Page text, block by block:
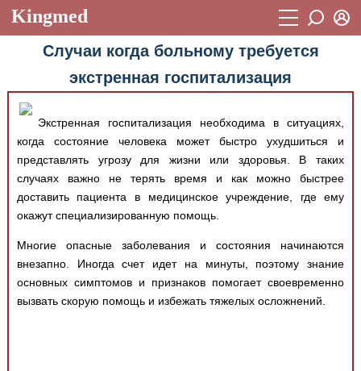
Kingmed
Учебный материал
Видеогалерея 899
Фотогалерея (1906)
Истории болезней
Лекции и презентации 2474
Аккредитационные тесты (6)
Методические рекомендации 1050
Статьи
Пароль
Восстановить пароль
Регистрация
Вход
Случаи когда больному требуется
экстренная госпитализация
Экстренная госпитализация необходима в ситуациях,
когда состояние человека может быстро ухудшиться и
представлять угрозу для жизни или здоровья. В таких
случаях важно не терять время и как можно быстрее
доставить пациента в медицинское учреждение, где ему
окажут специализированную помощь.
Многие опасные заболевания и состояния начинаются
внезапно. Иногда счет идет на минуты, поэтому знание
основных симптомов и признаков помогает своевременно
вызвать скорую помощь и избежать тяжелых осложнений.